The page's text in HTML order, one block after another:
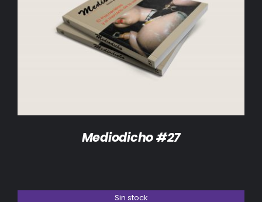
DETALLES
Mediodicho #27
Sin stock